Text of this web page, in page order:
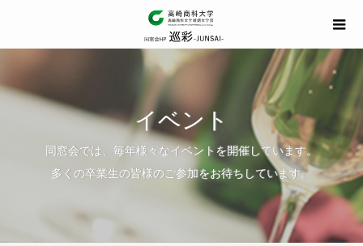
イベント
同窓会では、毎年様々なイベントを開催しています。
多くの卒業生の皆様のご参加をお待ちしています。